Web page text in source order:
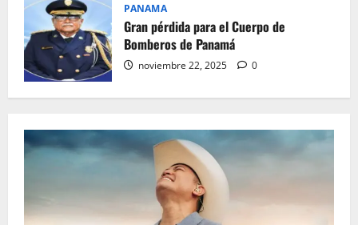
PANAMA
Gran pérdida para el Cuerpo de
Bomberos de Panamá
noviembre 22, 2025 0